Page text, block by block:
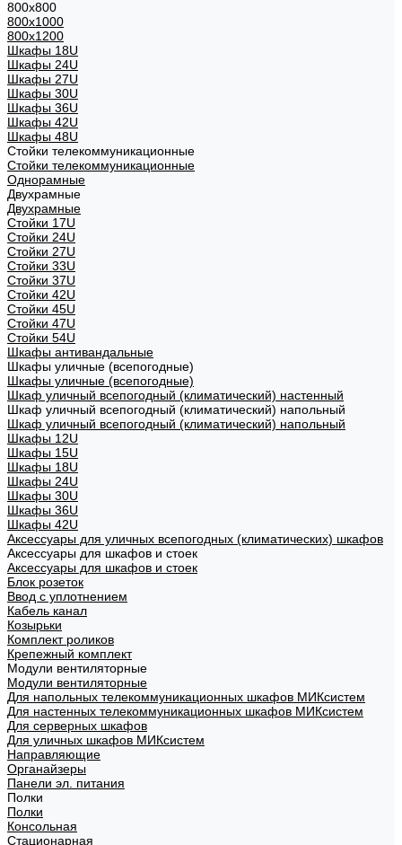
800x800
800х1000
800х1200
Шкафы 18U
Шкафы 24U
Шкафы 27U
Шкафы 30U
Шкафы 36U
Шкафы 42U
Шкафы 48U
Стойки телекоммуникационные
Стойки телекоммуникационные
Однорамные
Двухрамные
Двухрамные
Стойки 17U
Стойки 24U
Стойки 27U
Стойки 33U
Стойки 37U
Стойки 42U
Стойки 45U
Стойки 47U
Стойки 54U
Шкафы антивандальные
Шкафы уличные (всепогодные)
Шкафы уличные (всепогодные)
Шкаф уличный всепогодный (климатический) настенный
Шкаф уличный всепогодный (климатический) напольный
Шкаф уличный всепогодный (климатический) напольный
Шкафы 12U
Шкафы 15U
Шкафы 18U
Шкафы 24U
Шкафы 30U
Шкафы 36U
Шкафы 42U
Аксессуары для уличных всепогодных (климатических) шкафов
Аксессуары для шкафов и стоек
Аксессуары для шкафов и стоек
Блок розеток
Ввод с уплотнением
Кабель канал
Козырьки
Комплект роликов
Крепежный комплект
Модули вентиляторные
Модули вентиляторные
Для напольных телекоммуникационных шкафов МИКсистем
Для настенных телекоммуникационных шкафов МИКсистем
Для серверных шкафов
Для уличных шкафов МИКсистем
Направляющие
Органайзеры
Панели эл. питания
Полки
Полки
Консольная
Стационарная